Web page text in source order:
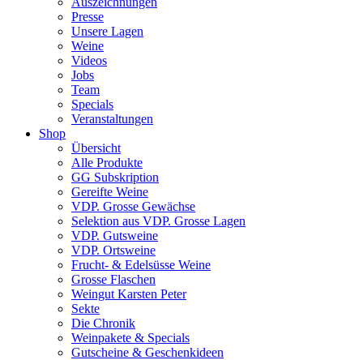
Presse
Unsere Lagen
Weine
Videos
Jobs
Team
Specials
Veranstaltungen
Shop
Übersicht
Alle Produkte
GG Subskription
Gereifte Weine
VDP. Grosse Gewächse
Selektion aus VDP. Grosse Lagen
VDP. Gutsweine
VDP. Ortsweine
Frucht- & Edelsüsse Weine
Grosse Flaschen
Weingut Karsten Peter
Sekte
Die Chronik
Weinpakete & Specials
Gutscheine & Geschenkideen